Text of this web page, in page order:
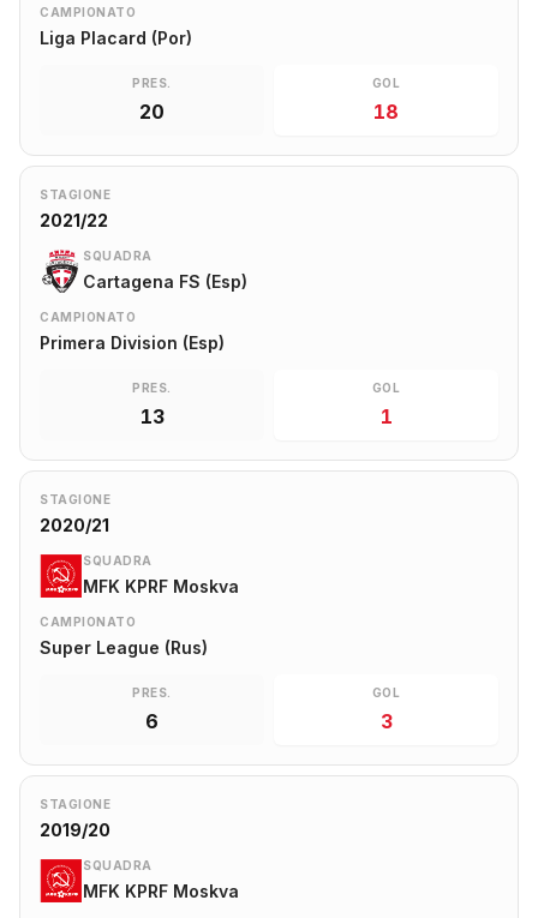
CAMPIONATO
Liga Placard (Por)
PRES.
20
GOL
18
STAGIONE
2021/22
SQUADRA
Cartagena FS (Esp)
CAMPIONATO
Primera Division (Esp)
PRES.
13
GOL
1
STAGIONE
2020/21
SQUADRA
MFK KPRF Moskva
CAMPIONATO
Super League (Rus)
PRES.
6
GOL
3
STAGIONE
2019/20
SQUADRA
MFK KPRF Moskva